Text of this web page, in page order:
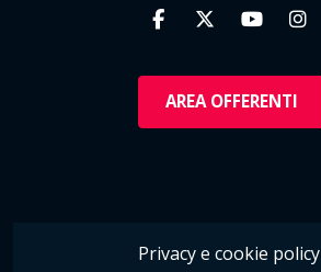
AREA OFFERENTI
Privacy e cookie policy